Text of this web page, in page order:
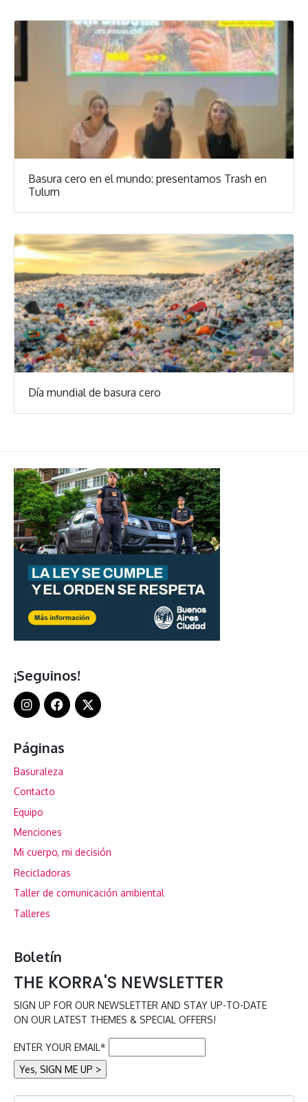
Basura cero en el mundo: presentamos Trash en
Tulum
Día mundial de basura cero
¡Seguinos!
Páginas
Basuraleza
Contacto
Equipo
Menciones
Mi cuerpo, mi decisión
Recicladoras
Taller de comunicación ambiental
Talleres
Boletín
THE KORRA'S NEWSLETTER
SIGN UP FOR OUR NEWSLETTER AND STAY UP-TO-DATE
ON OUR LATEST THEMES & SPECIAL OFFERS!
ENTER YOUR EMAIL*